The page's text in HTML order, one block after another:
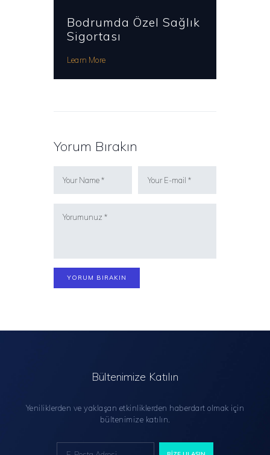
Bodrumda Özel Sağlık
Sigortası
Learn More
Yorum Bırakın
Bültenimize Katılın
Yeniliklerden ve yaklaşan etkinliklerden haberdart olmak için
bültenimize katılın.